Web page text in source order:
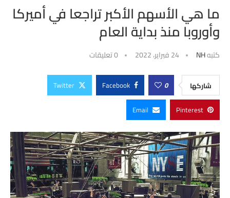
ما هي الأسهم الأكبر تراجعا في أميركا
وأوروبا منذ بداية العام
كتبهNH 24 فبراير، 2022 0 تعليقات
شاركها 0
Facebook
Twitter
Pinterest
Email